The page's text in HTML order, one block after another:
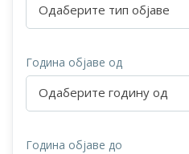
Одаберите тип објаве
Година објаве од
Одаберите годину од
Година објаве до